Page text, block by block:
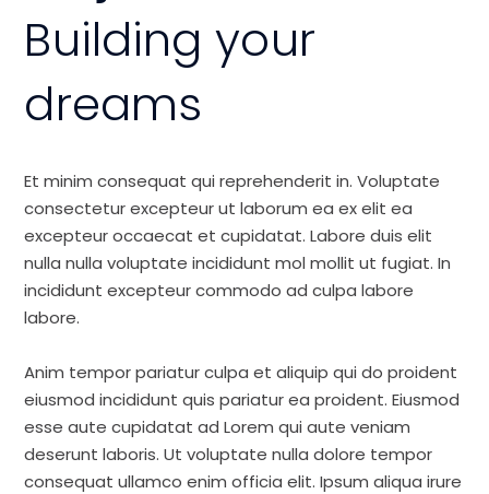
Building your
dreams
Et minim consequat qui reprehenderit in. Voluptate
consectetur excepteur ut laborum ea ex elit ea
excepteur occaecat et cupidatat. Labore duis elit
nulla nulla voluptate incididunt mol mollit ut fugiat. In
incididunt excepteur commodo ad culpa labore
labore.
Anim tempor pariatur culpa et aliquip qui do proident
eiusmod incididunt quis pariatur ea proident. Eiusmod
esse aute cupidatat ad Lorem qui aute veniam
deserunt laboris. Ut voluptate nulla dolore tempor
consequat ullamco enim officia elit. Ipsum aliqua irure